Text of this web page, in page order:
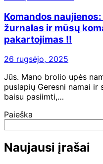
Komandos
žurnalas ir mūsų
pakartojimas !!
26 rugsėjo, 2025
Jūs. Mano brolio upės
puslapių Geresni namai ir
baisu pasiimti,…
Paieška
Naujausi įrašai